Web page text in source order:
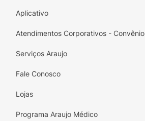
Aplicativo
Atendimentos Corporativos - Convênio
Serviços Araujo
Fale Conosco
Lojas
Programa Araujo Médico